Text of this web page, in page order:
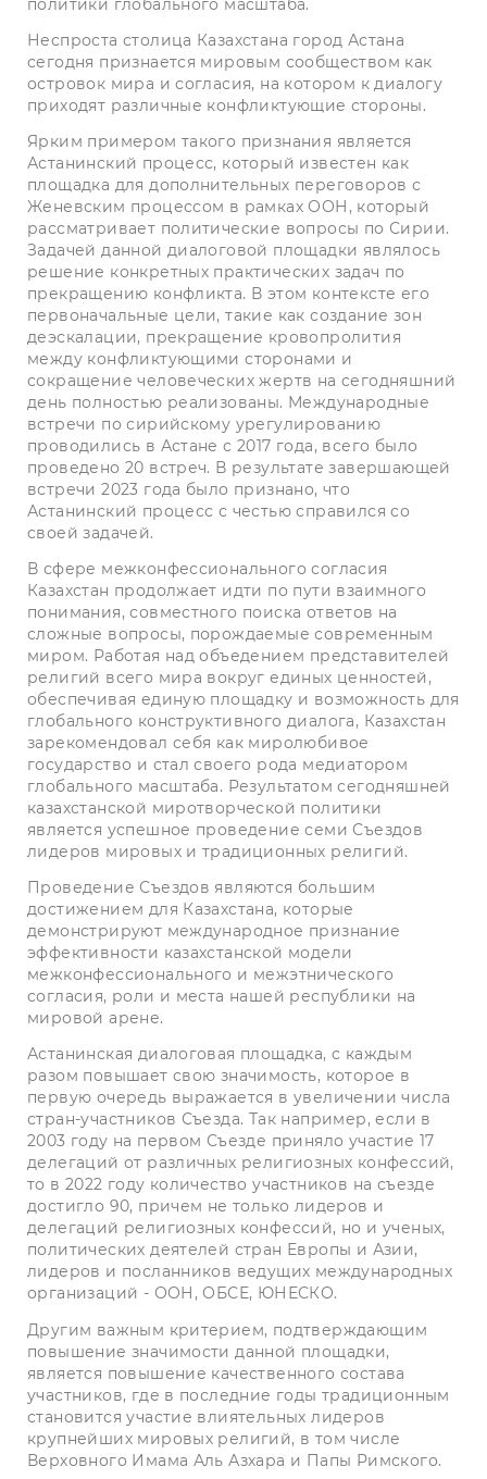
политики глобального масштаба.
Неспроста столица Казахстана город Астана
сегодня признается мировым сообществом как
островок мира и согласия, на котором к диалогу
приходят различные конфликтующие стороны.
Ярким примером такого признания является
Астанинский процесс, который известен как
площадка для дополнительных переговоров с
Женевским процессом в рамках ООН, который
рассматривает политические вопросы по Сирии.
Задачей данной диалоговой площадки являлось
решение конкретных практических задач по
прекращению конфликта. В этом контексте его
первоначальные цели, такие как создание зон
деэскалации, прекращение кровопролития
между конфликтующими сторонами и
сокращение человеческих жертв на сегодняшний
день полностью реализованы. Международные
встречи по сирийскому урегулированию
проводились в Астане с 2017 года, всего было
проведено 20 встреч. В результате завершающей
встречи 2023 года было признано, что
Астанинский процесс с честью справился со
своей задачей.
В сфере межконфессионального согласия
Казахстан продолжает идти по пути взаимного
понимания, совместного поиска ответов на
сложные вопросы, порождаемые современным
миром. Работая над объедением представителей
религий всего мира вокруг единых ценностей,
обеспечивая единую площадку и возможность для
глобального конструктивного диалога, Казахстан
зарекомендовал себя как миролюбивое
государство и стал своего рода медиатором
глобального масштаба. Результатом сегодняшней
казахстанской миротворческой политики
является успешное проведение семи Съездов
лидеров мировых и традиционных религий.
Проведение Съездов являются большим
достижением для Казахстана, которые
демонстрируют международное признание
эффективности казахстанской модели
межконфессионального и межэтнического
согласия, роли и места нашей республики на
мировой арене.
Астанинская диалоговая площадка, с каждым
разом повышает свою значимость, которое в
первую очередь выражается в увеличении числа
стран-участников Съезда. Так например, если в
2003 году на первом Съезде приняло участие 17
делегаций от различных религиозных конфессий,
то в 2022 году количество участников на съезде
достигло 90, причем не только лидеров и
делегаций религиозных конфессий, но и ученых,
политических деятелей стран Европы и Азии,
лидеров и посланников ведущих международных
организаций - ООН, ОБСЕ, ЮНЕСКО.
Другим важным критерием, подтверждающим
повышение значимости данной площадки,
является повышение качественного состава
участников, где в последние годы традиционным
становится участие влиятельных лидеров
крупнейших мировых религий, в том числе
Верховного Имама Аль Азхара и Папы Римского.